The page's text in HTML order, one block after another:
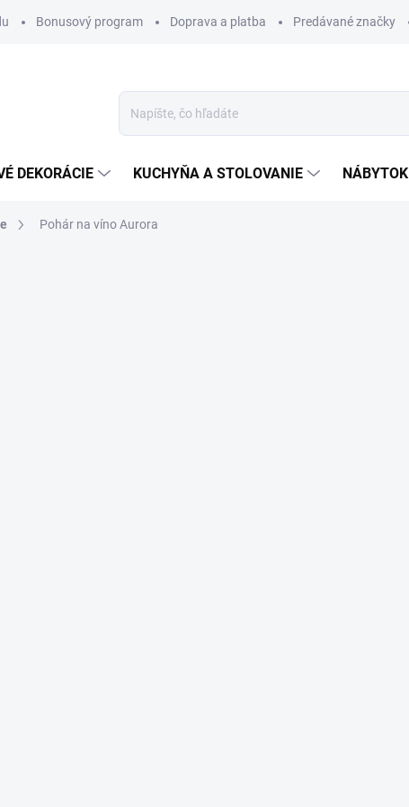
Bonusový program Doprava a platba Predávané značky
DEKORÁCIE KUCHYŇA A STOLOVANIE NÁBYTOK
Pohár na víno Aurora